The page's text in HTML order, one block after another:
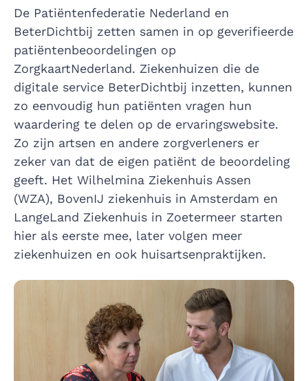
De Patiëntenfederatie Nederland en
BeterDichtbij zetten samen in op geverifieerde
patiëntenbeoordelingen op
ZorgkaartNederland. Ziekenhuizen die de
digitale service BeterDichtbij inzetten, kunnen
zo eenvoudig hun patiënten vragen hun
waardering te delen op de ervaringswebsite.
Zo zijn artsen en andere zorgverleners er
zeker van dat de eigen patiënt de beoordeling
geeft. Het Wilhelmina Ziekenhuis Assen
(WZA), BovenIJ ziekenhuis in Amsterdam en
LangeLand Ziekenhuis in Zoetermeer starten
hier als eerste mee, later volgen meer
ziekenhuizen en ook huisartsenpraktijken.